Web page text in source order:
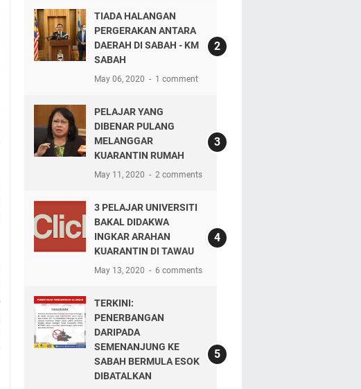
TIADA HALANGAN
PERGERAKAN ANTARA
DAERAH DI SABAH - KM
SABAH
May 06, 2020 1 comment
PELAJAR YANG
DIBENAR PULANG
MELANGGAR
KUARANTIN RUMAH
May 11, 2020 2 comments
3 PELAJAR UNIVERSITI
BAKAL DIDAKWA
INGKAR ARAHAN
KUARANTIN DI TAWAU
May 13, 2020 6 comments
TERKINI:
PENERBANGAN
DARIPADA
SEMENANJUNG KE
SABAH BERMULA ESOK
DIBATALKAN